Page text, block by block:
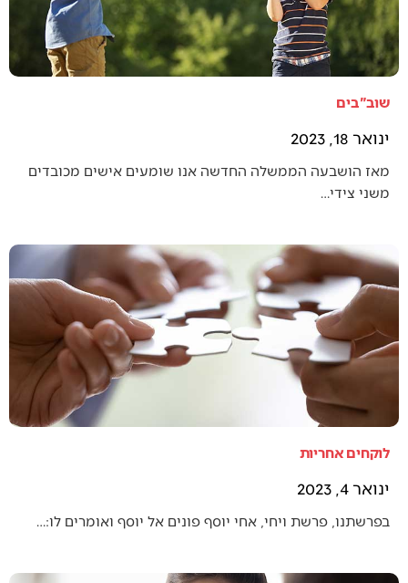
שוב"בים
ינואר 18, 2023
מאז הושבעה הממשלה החדשה אנו שומעים אישים מכובדים
משני צידי…
לוקחים אחריות
ינואר 4, 2023
בפרשתנו, פרשת ויחי, אחי יוסף פונים אל יוסף ואומרים לו:…